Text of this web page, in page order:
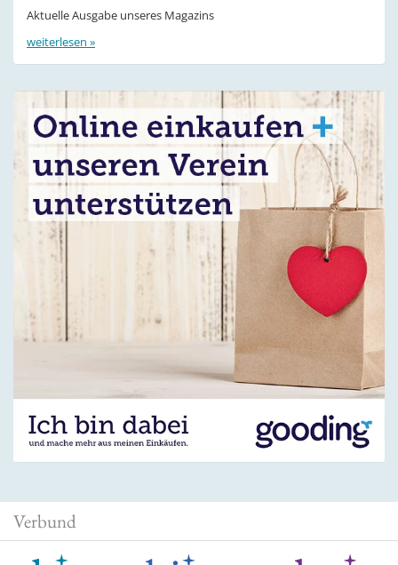
Aktuelle Ausgabe unseres Magazins
weiterlesen »
Verbund